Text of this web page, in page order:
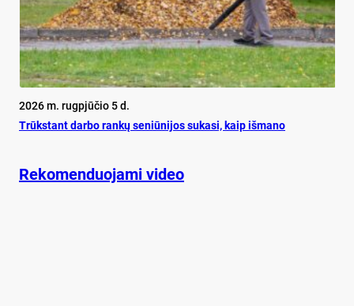
2026 m. rugpjūčio 5 d.
Trūks­tant dar­bo ran­kų se­niū­ni­jos su­ka­si, kaip iš­ma­no
Rekomenduojami video